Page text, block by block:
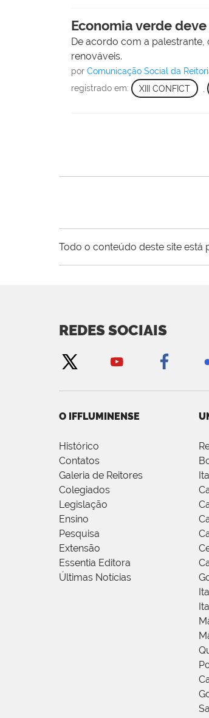
Economia verde
De acordo com a
renováveis.
porComunicação Social da
registrado em: XIII CONFICT
Todo o conteúdo deste site está
REDES SOCIAIS
O IFFLUMINENSE
Histórico
Contatos
Galeria de Reitores
Colegiados
Legislação
Ensino
Pesquisa
Extensão
Essentia Editora
Últimas Notícias